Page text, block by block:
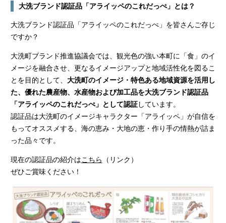
大洗ブランド認証品「アライッペのこれだっぺ」とは？
大洗ブランド認証品「アライッペのこれだっぺ」を皆さんご存じ
ですか？
大洗町ブランド推進協議会では、観光色の強い本町に「食」のイ
メージを融合させ、更なるイメージアップと地域活性化を図るこ
とを目的として、 大洗町のイメージ・特色ある地域資源を活用し
た、優れた農産物、水産物および加工品を大洗ブランド認証品
「アライッペのこれだっぺ」として認証しています。
認証品は大洗町のイメージキャラクター「アライッペ」が自信を
もってオススメする、海の恵み・大地の恵・作り手の情熱が詰ま
った品々です。
現在の認証品の紹介はこちら （リンク）
ぜひご賞味ください！